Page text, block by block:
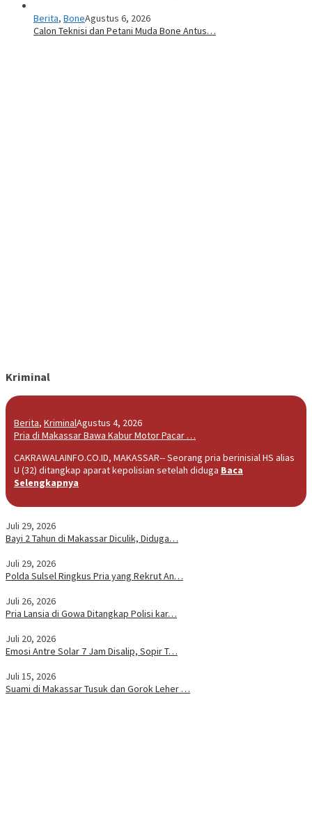
Berita, BoneAgustus 6, 2026
Calon Teknisi dan Petani Muda Bone Antus…
Kriminal
Berita, KriminalAgustus 4, 2026
Pria di Makassar Bawa Kabur Motor Pacar …
CAKRAWALAINFO.CO.ID, MAKASSAR-- Seorang pria berinisial HS alias
U (32) ditangkap aparat kepolisian setelah diduga Baca
Selengkapnya
Juli 29, 2026
Bayi 2 Tahun di Makassar Diculik, Diduga…
Juli 29, 2026
Polda Sulsel Ringkus Pria yang Rekrut An…
Juli 26, 2026
Pria Lansia di Gowa Ditangkap Polisi kar…
Juli 20, 2026
Emosi Antre Solar 7 Jam Disalip, Sopir T…
Juli 15, 2026
Suami di Makassar Tusuk dan Gorok Leher …